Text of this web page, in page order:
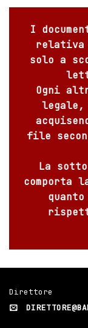
I
relativa
solo a
Ogni
legale,
file
La
comporta
Direttore